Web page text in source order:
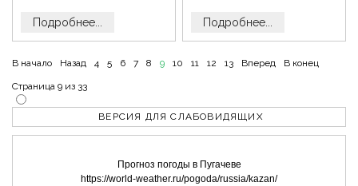
ВЕРСИЯ ДЛЯ СЛАБОВИДЯЩИХ
Прогноз погоды в Пугачеве
https://world-weather.ru/pogoda/russia/kazan/
Подробнее... Подробнее...
В начало Назад 4 5 6 7 8 9 10 11 12 13 Вперед В конец
Страница 9 из 33